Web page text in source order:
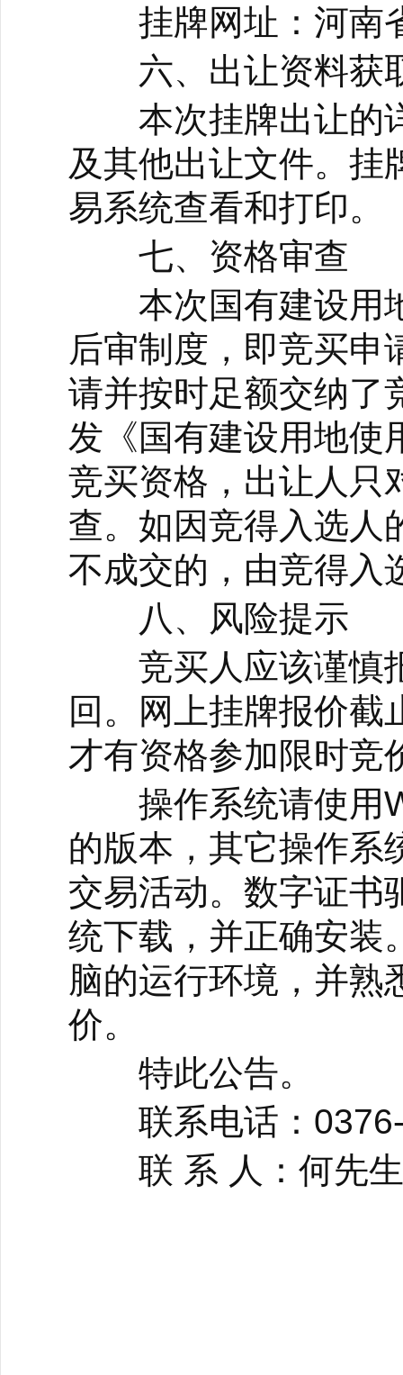
挂牌网址：河南
六、出让资料获
本次挂牌出让的详
及其他出让文件。挂
易系统查看和打印。
七、资格审查
本次国有建设用地
后审制度，即竞买申
请并按时足额交纳了
发《国有建设用地使
竞买资格，出让人只
查。如因竞得入选人
不成交的，由竞得入
八、风险提示
竞买人应该谨慎报
回。网上挂牌报价截
才有资格参加限时竞
操作系统请使用
的版本，其它操作系
交易活动。数字证书
统下载，并正确安装
脑的运行环境，并熟
价。
特此公告。
联系电话：0376-
联 系 人：何先生